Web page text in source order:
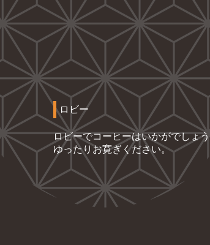
ロビー
ロビーでコーヒーはいかがでしょう
ゆったりお寛ぎください。